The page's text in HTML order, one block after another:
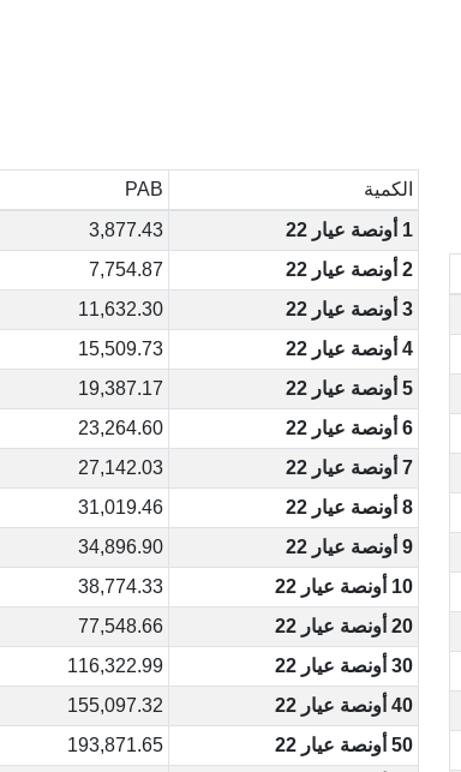
الكمية
PAB
1 أونصة عيار 22
3,877.43
2 أونصة عيار 22
7,754.87
3 أونصة عيار 22
11,632.30
4 أونصة عيار 22
15,509.73
5 أونصة عيار 22
19,387.17
6 أونصة عيار 22
23,264.60
7 أونصة عيار 22
27,142.03
8 أونصة عيار 22
31,019.46
9 أونصة عيار 22
34,896.90
10 أونصة عيار 22
38,774.33
20 أونصة عيار 22
77,548.66
30 أونصة عيار 22
116,322.99
40 أونصة عيار 22
155,097.32
50 أونصة عيار 22
193,871.65